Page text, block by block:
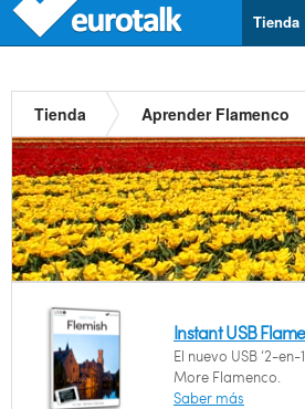
Tienda
Tienda Aprender Flamenco
Instant USB
El nuevo USB ‘2-
More Flamenco.
Saber más